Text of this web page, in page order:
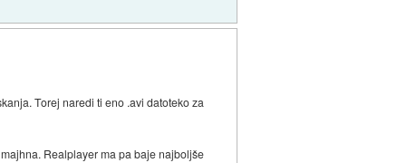
Torej naredi ti eno .avi datoteko za
Realplayer ma pa baje najboljše